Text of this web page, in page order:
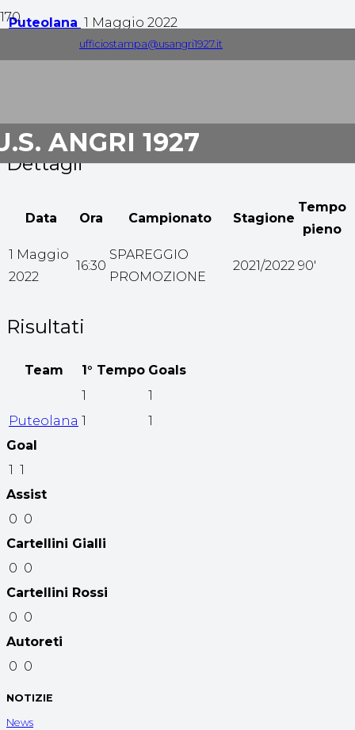
ufficiostampa@usangri1927.it
ANGRI 1927
Puteolana 1 Maggio 2022
Dettagli
Data Ora Campionato Stagione
Tempo
pieno
1 Maggio
2022
16:30
SPAREGGIO
PROMOZIONE
2021/2022 90'
Risultati
Team 1° Tempo Goals
1
1
Puteolana 1
1
Goal
1 1
Assist
0 0
Cartellini Gialli
0 0
Cartellini Rossi
0 0
Autoreti
0 0
NOTIZIE
News